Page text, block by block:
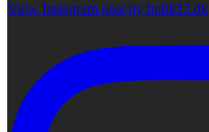
View Instagram post by butik22.dk